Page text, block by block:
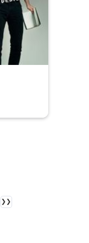
❯❯